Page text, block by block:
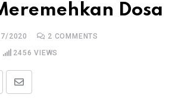
Dosa
2020 2 COMMENTS
2456 VIEWS
Share